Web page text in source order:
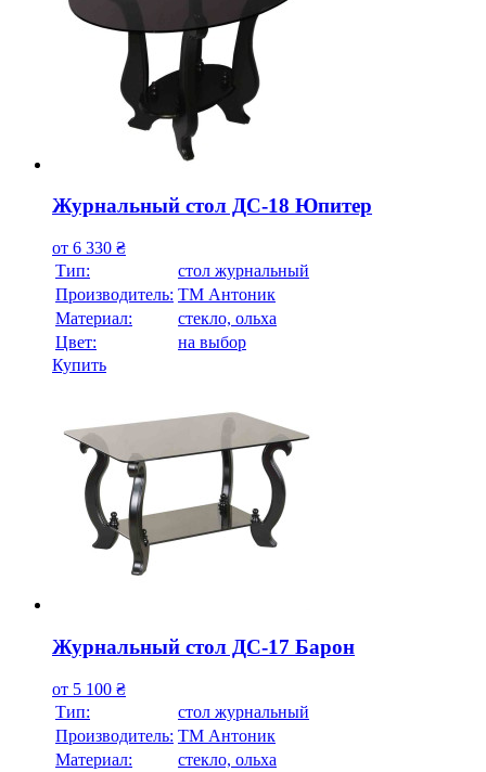
Журнальный стол ДС-18 Юпитер
от 6 330 ₴
Тип:
стол журнальный
Производитель: ТМ Антоник
Материал:
стекло, ольха
Цвет:
на выбор
Купить
Журнальный стол ДС-17 Барон
от 5 100 ₴
Тип:
стол журнальный
Производитель: ТМ Антоник
Материал:
стекло, ольха